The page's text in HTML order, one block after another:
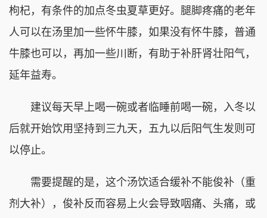
枸杞，有条件的加点冬虫夏草更好。腿脚疼痛的老年
人可以在汤里加一些怀牛膝，如果没有怀牛膝，普通
牛膝也可以，再加一些川断，有助于补肝肾壮阳气，
延年益寿。
建议每天早上喝一碗或者临睡前喝一碗，入冬以
后就开始饮用坚持到三九天，五九以后阳气生发则可
以停止。
需要提醒的是，这个汤饮适合缓补不能俊补（重
剂大补），俊补反而容易上火会导致咽痛、头痛，或